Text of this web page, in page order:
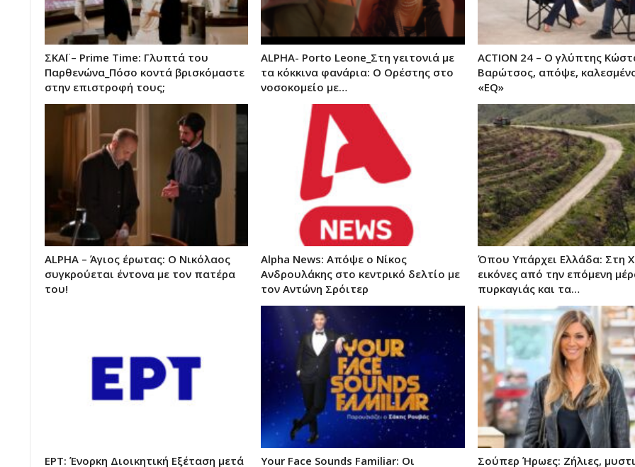
ΣΚΑΪ – Prime Time: Γλυπτά του
Παρθενώνα_Πόσο κοντά βρισκόμαστε
στην επιστροφή τους;
ALPHA- Porto Leone_Στη γειτονιά με
τα κόκκινα φανάρια: Ο Ορέστης στο
νοσοκομείο µε…
ACTION 24 – Ο γλύπτης
Βαρώτσος, απόψε,
«EQ»
ALPHA – Άγιος έρωτας: Ο Νικόλαος
συγκρούεται έντονα με τον πατέρα
του!
Alpha News: Απόψε ο Νίκος
Ανδρουλάκης στο κεντρικό δελτίο με
τον Αντώνη Σρόιτερ
Όπου Υπάρχει Ελλάδα: Στη
εικόνες από την επόμενη
πυρκαγιάς και τα…
ΕΡΤ: Ένορκη Διοικητική Εξέταση μετά Your Face Sounds Familiar: Οι Σούπερ Ήρωες: Ζήλιες,